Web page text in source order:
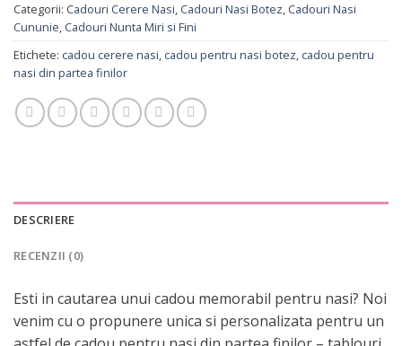
Categorii: Cadouri Cerere Nasi, Cadouri Nasi Botez, Cadouri Nasi
Cununie, Cadouri Nunta Miri si Fini
Etichete: cadou cerere nasi, cadou pentru nasi botez, cadou pentru
nasi din partea finilor
DESCRIERE
RECENZII (0)
Esti in cautarea unui cadou memorabil pentru nasi? Noi
venim cu o propunere unica si personalizata pentru un